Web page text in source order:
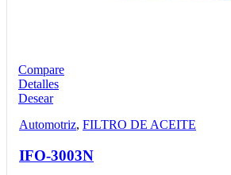
Compare
Detalles
Desear
Automotriz, FILTRO DE ACEITE
IFO-3003N